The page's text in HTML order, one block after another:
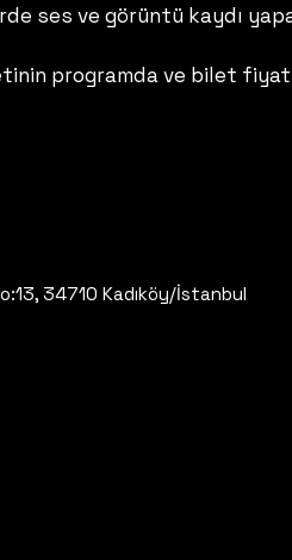
ses ve görüntü kaydı
programda ve bilet
34710 Kadıköy/İstanbul